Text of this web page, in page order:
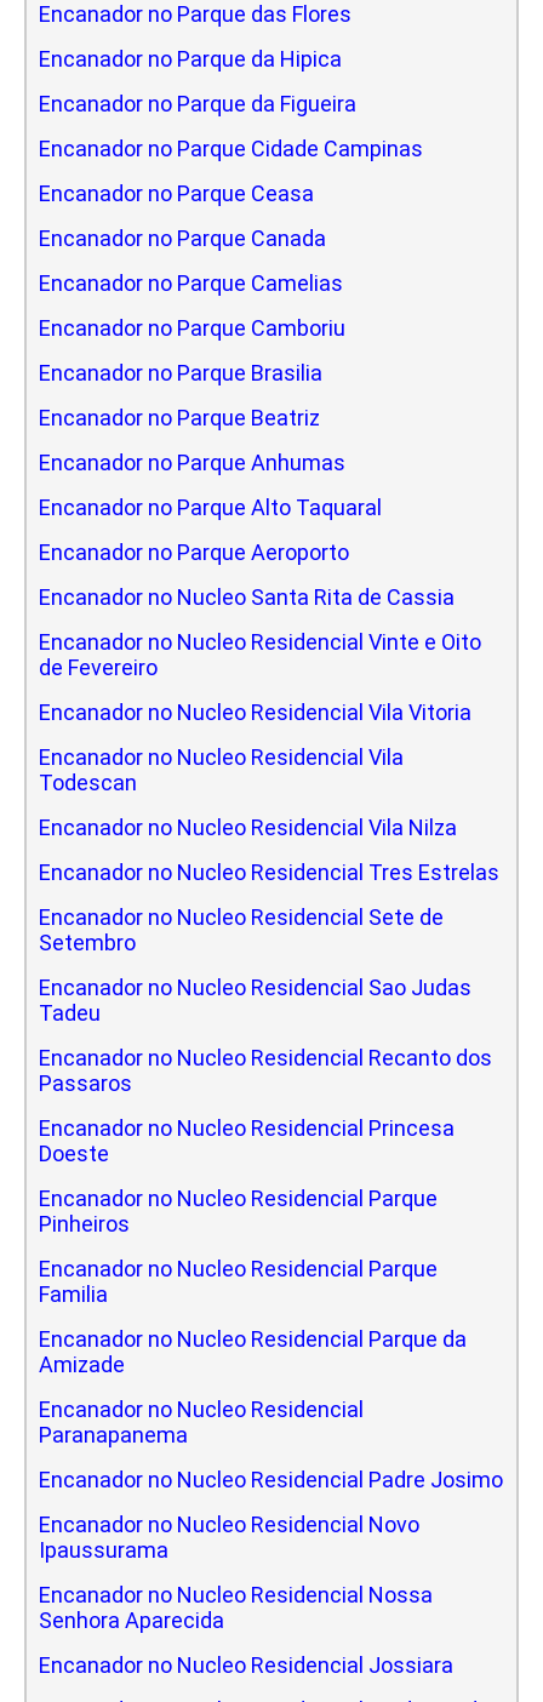
Encanador no Parque das Flores
Encanador no Parque da Hipica
Encanador no Parque da Figueira
Encanador no Parque Cidade Campinas
Encanador no Parque Ceasa
Encanador no Parque Canada
Encanador no Parque Camelias
Encanador no Parque Camboriu
Encanador no Parque Brasilia
Encanador no Parque Beatriz
Encanador no Parque Anhumas
Encanador no Parque Alto Taquaral
Encanador no Parque Aeroporto
Encanador no Nucleo Santa Rita de Cassia
Encanador no Nucleo Residencial Vinte e Oito
de Fevereiro
Encanador no Nucleo Residencial Vila Vitoria
Encanador no Nucleo Residencial Vila
Todescan
Encanador no Nucleo Residencial Vila Nilza
Encanador no Nucleo Residencial Tres Estrelas
Encanador no Nucleo Residencial Sete de
Setembro
Encanador no Nucleo Residencial Sao Judas
Tadeu
Encanador no Nucleo Residencial Recanto dos
Passaros
Encanador no Nucleo Residencial Princesa
Doeste
Encanador no Nucleo Residencial Parque
Pinheiros
Encanador no Nucleo Residencial Parque
Familia
Encanador no Nucleo Residencial Parque da
Amizade
Encanador no Nucleo Residencial
Paranapanema
Encanador no Nucleo Residencial Padre Josimo
Encanador no Nucleo Residencial Novo
Ipaussurama
Encanador no Nucleo Residencial Nossa
Senhora Aparecida
Encanador no Nucleo Residencial Jossiara